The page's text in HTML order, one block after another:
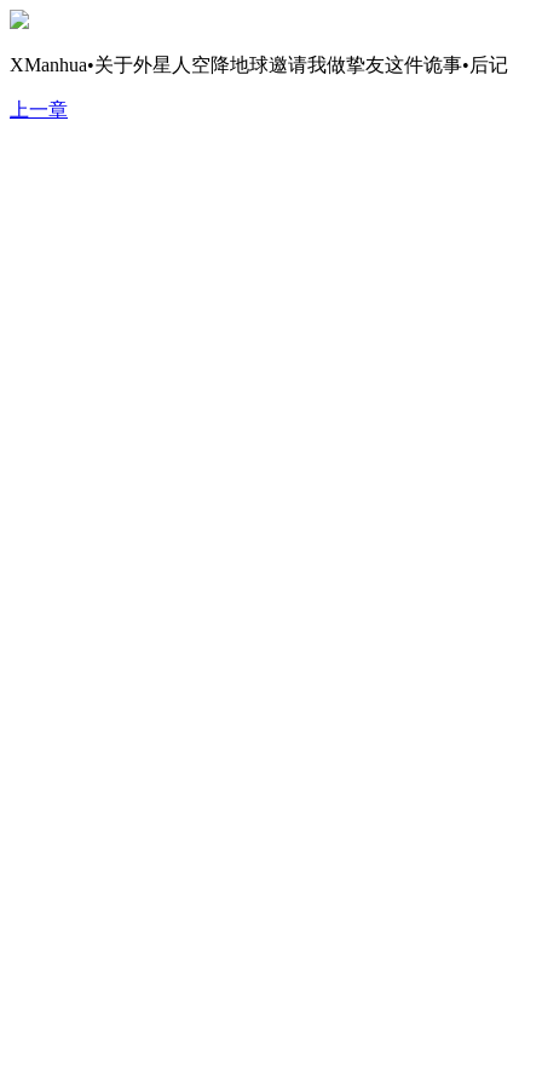
XManhua•关于外星人空降地球邀请我做挚友这件诡事•后记
上一章